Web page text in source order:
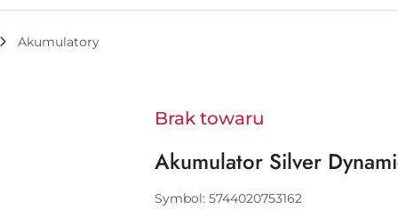
Akumulatory
Brak towaru
Akumulator Silver
Symbol: 5744020753162